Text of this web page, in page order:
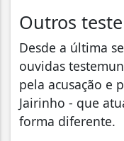
Outros
Desde a última
ouvidas
pela acusação e
Jairinho - que
forma diferente.